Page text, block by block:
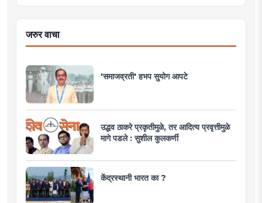
जरुर वाचा
'समाजव्रती' हभप सुयोग आपटे
उद्धव ठाकरे प्रकृतीमुळे, तर आदित्य प्रवृत्तीमुळे
मागे पडले : सुशील कुलकर्णी
केंद्रस्थानी भारत का ?